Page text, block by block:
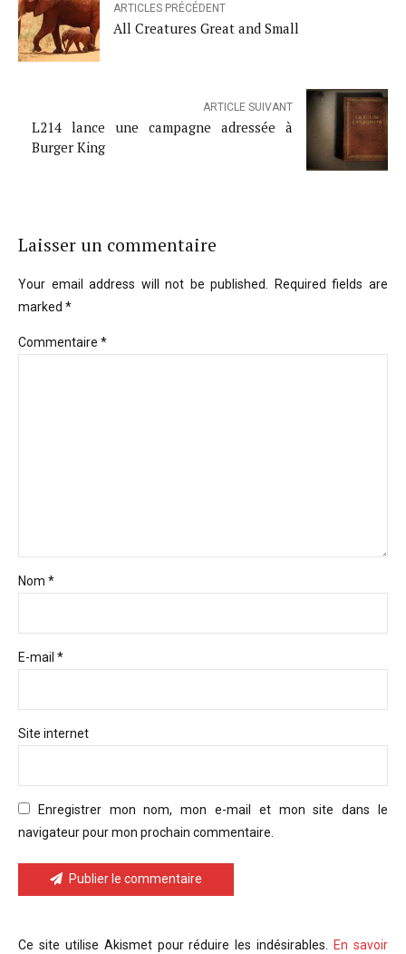
ARTICLES PRÉCÉDENT
All Creatures Great and Small
ARTICLE SUIVANT
L214 lance une campagne adressée à
Burger King
Laisser un commentaire
Your email address will not be published. Required fields are
marked *
Commentaire *
Nom *
E-mail *
Site internet
Enregistrer mon nom, mon e-mail et mon site dans le
navigateur pour mon prochain commentaire.
Publier le commentaire
Ce site utilise Akismet pour réduire les indésirables.
En savoir